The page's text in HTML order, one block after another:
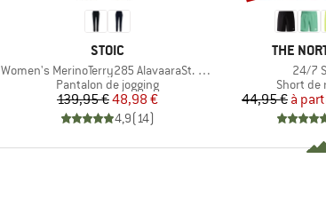
MARQUE
STOIC
Article
Women's MerinoTerry285 AlavaaraSt. Pants
Product group
Pantalon de jogging
Prix
139,95 €Prix réduit
48,98 €
4,9(14)
MARQUE
THE
Article
24/7
Product
Short de
44,95 € à